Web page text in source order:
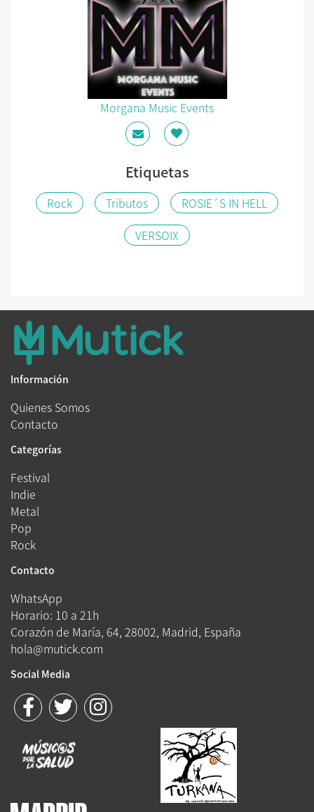
Morgana Music Events
Etiquetas
Rock Tributos
ROSIE´S IN HELL
VERSOIX
Información
Quienes Somos
Contacto
Categorías
Festival
Indie
Metal
Pop
Rock
Contacto
WhatsApp
Horario: 10 a 21h
Corazón de María, 64, 28002, Madrid, España
hola@mutick.com
Social Media